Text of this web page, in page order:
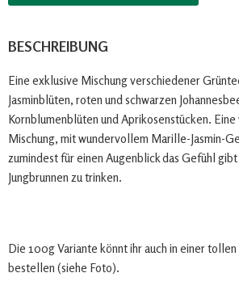
BESCHREIBUNG
Eine exklusive Mischung verschiedener
Jasminblüten, roten und schwarzen
Kornblumenblüten und Aprikosenstücken.
Mischung, mit wundervollem Marille-Jasmin-
zumindest für einen Augenblick das Gefühl
Jungbrunnen zu trinken.
Die 100g Variante könnt ihr auch in einer
bestellen (siehe Foto).